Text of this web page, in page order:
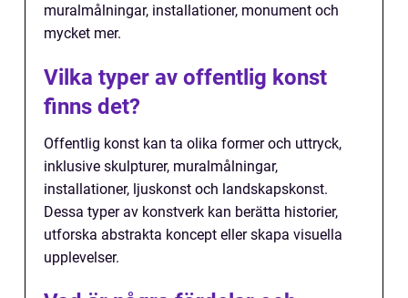
muralmålningar, installationer, monument och
mycket mer.
Vilka typer av offentlig konst
finns det?
Offentlig konst kan ta olika former och uttryck,
inklusive skulpturer, muralmålningar,
installationer, ljuskonst och landskapskonst.
Dessa typer av konstverk kan berätta historier,
utforska abstrakta koncept eller skapa visuella
upplevelser.